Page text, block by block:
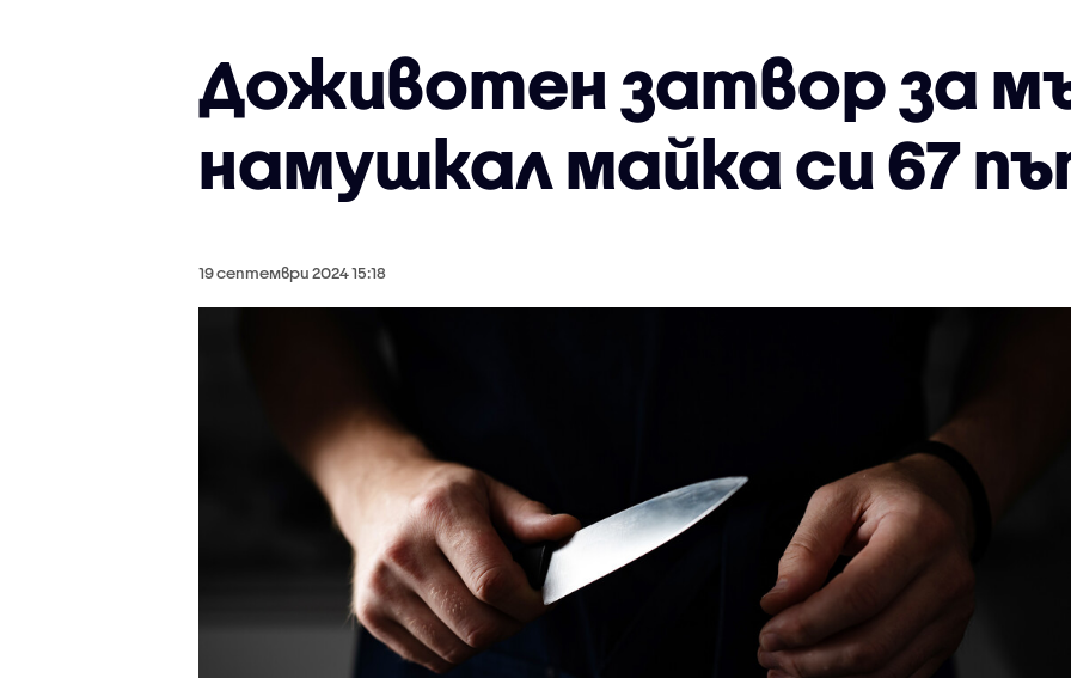
Доживотен затвор за
намушкал майка си 67
19 септември 2024 15:18